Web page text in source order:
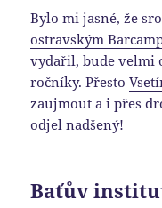
Bylo mi jasné, že
ostravským
vydařil, bude velmi
ročníky. Přesto
zaujmout a i přes
odjel nadšený!
Baťův